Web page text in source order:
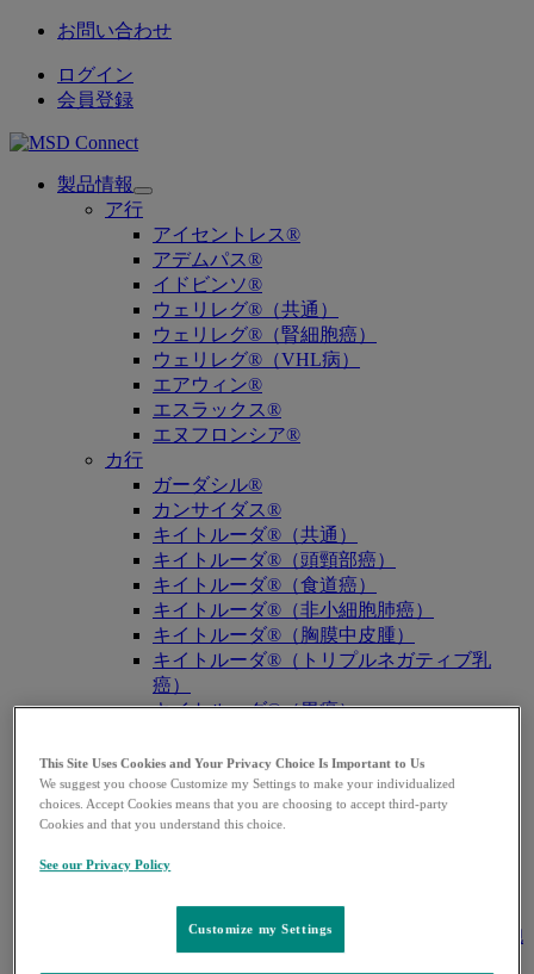
お問い合わせ
ログイン
会員登録
製品情報
Open
submenu
ア行
アイセントレス®
アデムパス®
イドビンソ®
ウェリレグ®（共通）
ウェリレグ®（腎細胞癌）
ウェリレグ®（VHL病）
エアウィン®
エスラックス®
エヌフロンシア®
カ行
ガーダシル®
カンサイダス®
キイトルーダ®（共通）
キイトルーダ®（頭頸部癌）
キイトルーダ®（食道癌）
キイトルーダ®（非小細胞肺癌）
キイトルーダ®（胸膜中皮腫）
キイトルーダ®（トリプルネガティブ乳
癌）
キイトルーダ®（胃癌）
キイトルーダ®（腎細胞癌）
キイトルーダ®（尿路上皮癌）
キイトルーダ®（子宮体癌）
キイトルーダ®（子宮頸癌）
キイトルーダ®（悪性黒色腫）
腫）
キイトルーダ®（原発性縦隔大細胞型B細胞
リンパ腫（PMBCL））
This Site Uses Cookies and Your Privacy Choice Is Important to Us
We suggest you choose Customize my Settings to make your individualized
choices. Accept Cookies means that you are choosing to accept third-party
Cookies and that you understand this choice.
See our Privacy Policy
Customize my Settings